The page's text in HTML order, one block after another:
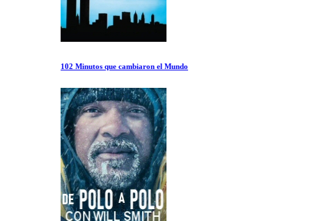
102 Minutos que cambiaron el Mundo